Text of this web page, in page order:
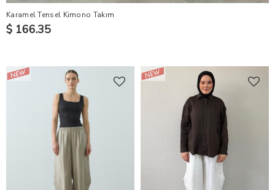
Karamel Tensel Kimono Takım
$ 166.35